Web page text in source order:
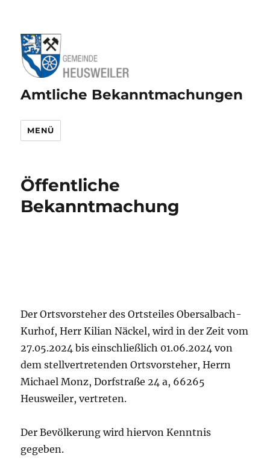
Amtliche Bekanntmachungen
MENÜ
Öffentliche
Bekanntmachung
Der Ortsvorsteher des Ortsteiles Obersalbach-
Kurhof, Herr Kilian Näckel, wird in der Zeit vom
27.05.2024 bis einschließlich 01.06.2024 von
dem stellvertretenden Ortsvorsteher, Herrn
Michael Monz, Dorfstraße 24 a, 66265
Heusweiler, vertreten.
Der Bevölkerung wird hiervon Kenntnis
gegeben.